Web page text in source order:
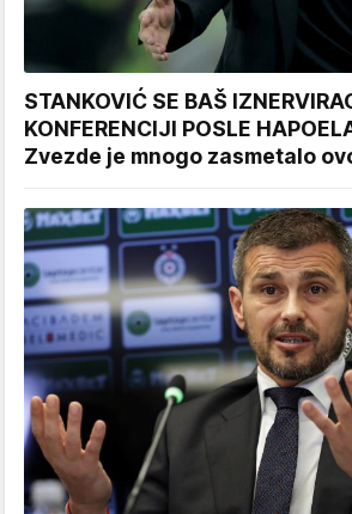
STANKOVIĆ SE BAŠ
KONFERENCIJI POSLE
Zvezde je mnogo zasmetalo